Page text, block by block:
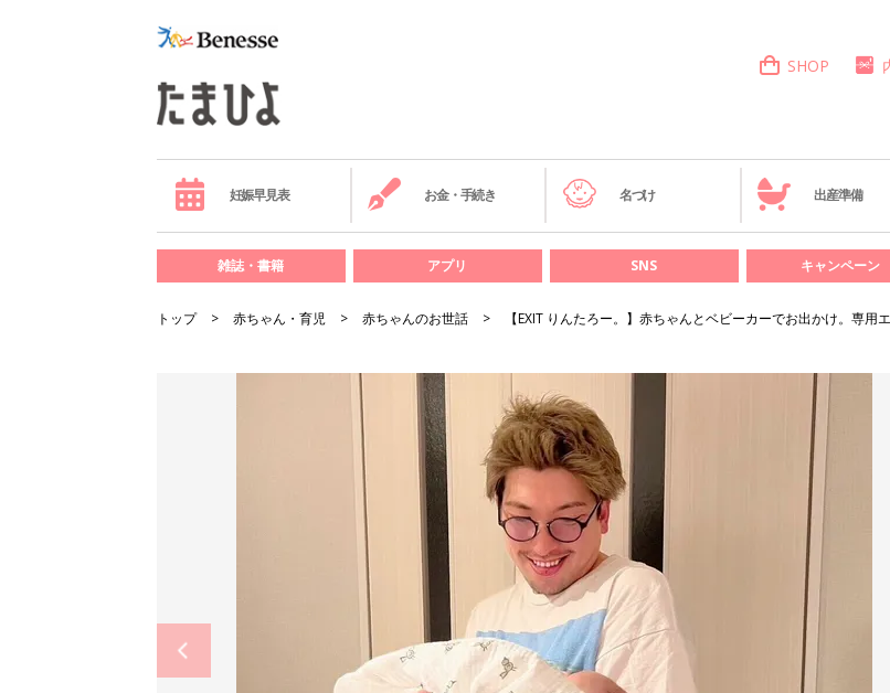
SHOP
妊娠早見表 お金・手続き 名づけ 出産準備
雑誌・書籍 アプリ SNS キャンペーン
トップ 赤ちゃん・育児 赤ちゃんのお世話 【EXIT りんたろー。】赤ちゃんとベビーカーでお出かけ。専